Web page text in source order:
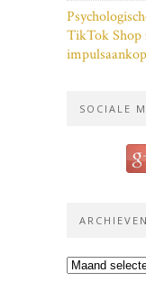
TikTok Shop
SOCIALE
ARCHIEVEN
Archieven